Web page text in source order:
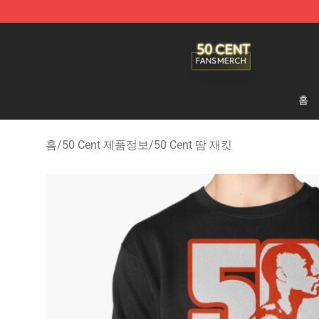
홈
홈/50 Cent 제품정보/50 Cent 땀 재킷